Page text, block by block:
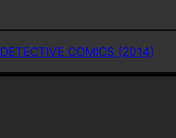
DETECTIVE COMICS (2014)